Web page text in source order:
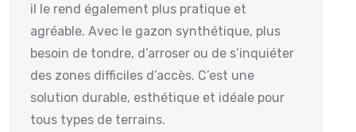
il le rend également plus pratique et
agréable. Avec le gazon synthétique, plus
besoin de tondre, d’arroser ou de s’inquiéter
des zones difficiles d’accès. C’est une
solution durable, esthétique et idéale pour
tous types de terrains.